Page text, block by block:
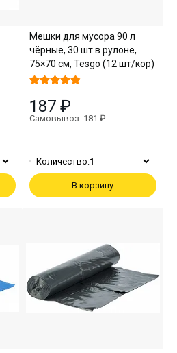
Мешки для мусора 90 л
чёрные, 30 шт в рулоне,
75×70 см, Tesgo (12 шт/кор)
187 ₽
Самовывоз: 181 ₽
Количество:1
В корзину